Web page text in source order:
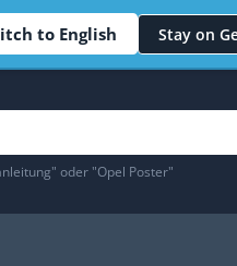
to English Stay on
oder "Opel Poster"